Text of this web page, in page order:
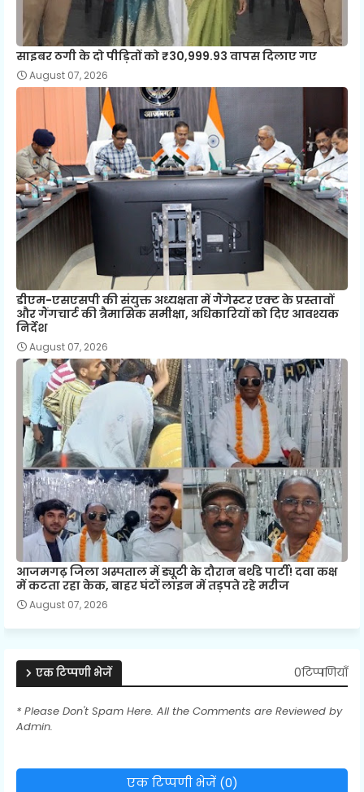
साइबर ठगी के दो पीड़ितों को ₹30,999.93 वापस दिलाए गए
August 07, 2026
डीएम-एसएसपी की संयुक्त अध्यक्षता में गैंगेस्टर एक्ट के प्रस्तावों
और गैंगचार्ट की त्रैमासिक समीक्षा, अधिकारियों को दिए आवश्यक
निर्देश
August 07, 2026
आजमगढ़ जिला अस्पताल में ड्यूटी के दौरान बर्थडे पार्टी! दवा कक्ष
में कटता रहा केक, बाहर घंटों लाइन में तड़पते रहे मरीज
August 07, 2026
एक टिप्पणी भेजें 0टिप्पणियाँ
* Please Don't Spam Here. All the Comments are Reviewed by
Admin.
एक टिप्पणी भेजें (0)